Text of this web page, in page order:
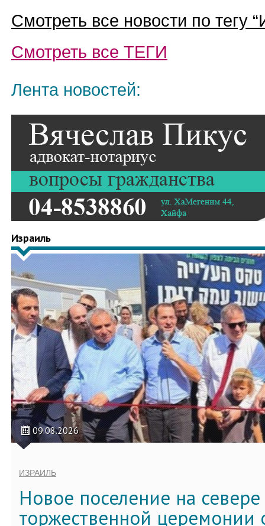
Смотреть все новости по тегу “
Смотреть все ТЕГИ
Лента новостей:
Израиль
09.08.2026
ИЗРАИЛЬ
Новое поселение на
торжественной церемонии